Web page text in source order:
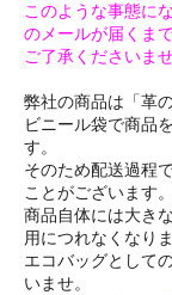
このような事態に
のメールが届くま
ご了承くださいませ
弊社の商品は「革
ビニール袋で商品
す。
そのため配送過程
ことがございます。
商品自体には大き
用につれなくなりま
エコバッグとして
いませ。